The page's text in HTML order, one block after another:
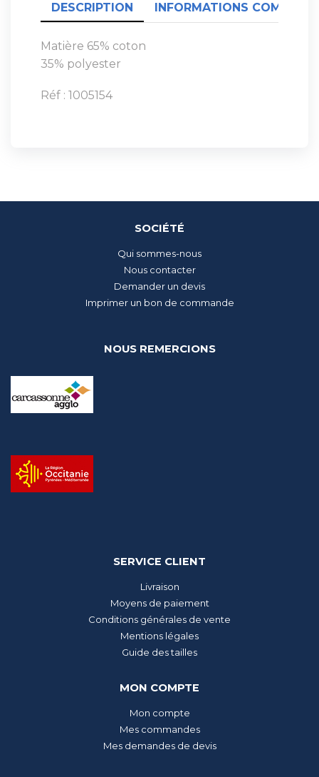
DESCRIPTION INFORMATIONS
Matière 65% coton
35% polyester
Réf : 1005154
SOCIÉTÉ
Qui sommes-nous
Nous contacter
Demander un devis
Imprimer un bon de commande
NOUS REMERCIONS
SERVICE CLIENT
Livraison
Moyens de paiement
Conditions générales de vente
Mentions légales
Guide des tailles
MON COMPTE
Mon compte
Mes commandes
Mes demandes de devis